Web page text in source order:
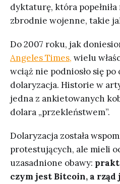
dyktaturę, która
zbrodnie wojenne, takie
Do 2007 roku, jak
Angeles Times, wielu
wciąż nie podniosło się po
dolaryzacja. Historie w
jedna z ankietowanych
dolara „przekleństwem”.
Dolaryzacja została
protestujących, ale mieli
uzasadnione obawy:
czym jest Bitcoin, a rząd